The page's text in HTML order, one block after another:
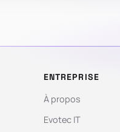
ENTREPRISE
À propos
Evotec IT